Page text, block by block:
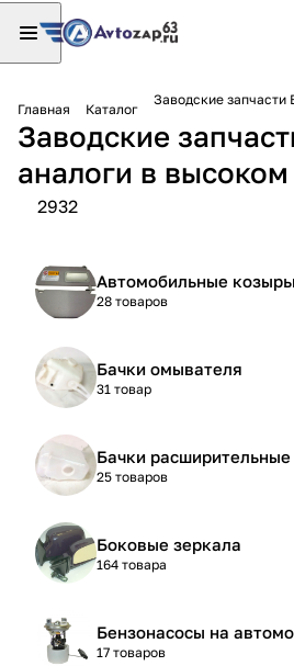
Главная Каталог
Заводские запчасти
Заводские
аналоги в высоком
2932
Автомобильные
28 товаров
Бачки омывателя
31 товар
Бачки расширительные
25 товаров
Боковые зеркала
164 товара
Бензонасосы на
17 товаров